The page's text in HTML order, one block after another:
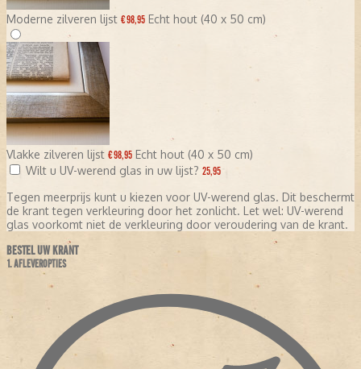
Moderne zilveren lijst € 98,95 Echt hout (40 x 50 cm)
Vlakke zilveren lijst € 98,95 Echt hout (40 x 50 cm)
Wilt u UV-werend glas in uw lijst? 25,95
Tegen meerprijs kunt u kiezen voor UV-werend glas. Dit beschermt
de krant tegen verkleuring door het zonlicht. Let wel: UV-werend
glas voorkomt niet de verkleuring door veroudering van de krant.
BESTEL UW KRANT
1. AFLEVEROPTIES